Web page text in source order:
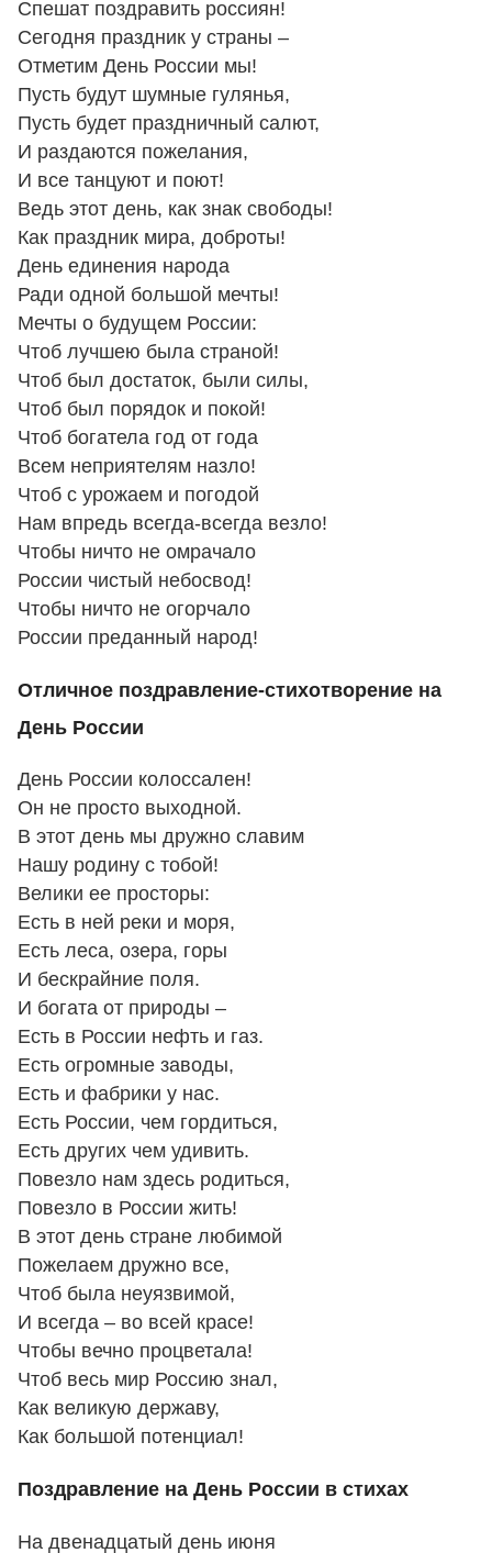
Спешат поздравить россиян!
Сегодня праздник у страны –
Отметим День России мы!
Пусть будут шумные гулянья,
Пусть будет праздничный салют,
И раздаются пожелания,
И все танцуют и поют!
Ведь этот день, как знак свободы!
Как праздник мира, доброты!
День единения народа
Ради одной большой мечты!
Мечты о будущем России:
Чтоб лучшею была страной!
Чтоб был достаток, были силы,
Чтоб был порядок и покой!
Чтоб богатела год от года
Всем неприятелям назло!
Чтоб с урожаем и погодой
Нам впредь всегда-всегда везло!
Чтобы ничто не омрачало
России чистый небосвод!
Чтобы ничто не огорчало
России преданный народ!
Отличное поздравление-стихотворение на
День России
День России колоссален!
Он не просто выходной.
В этот день мы дружно славим
Нашу родину с тобой!
Велики ее просторы:
Есть в ней реки и моря,
Есть леса, озера, горы
И бескрайние поля.
И богата от природы –
Есть в России нефть и газ.
Есть огромные заводы,
Есть и фабрики у нас.
Есть России, чем гордиться,
Есть других чем удивить.
Повезло нам здесь родиться,
Повезло в России жить!
В этот день стране любимой
Пожелаем дружно все,
Чтоб была неуязвимой,
И всегда – во всей красе!
Чтобы вечно процветала!
Чтоб весь мир Россию знал,
Как великую державу,
Как большой потенциал!
Поздравление на День России в стихах
На двенадцатый день июня